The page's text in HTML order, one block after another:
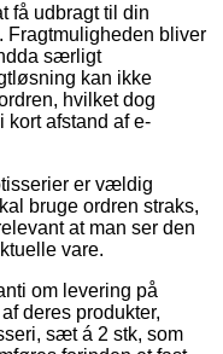
få udbragt til din
Fragtmuligheden bliver
særligt
kan ikke
hvilket dog
kort afstand af e-
er vældig
bruge ordren straks,
at man ser den
vare.
om levering på
deres produkter,
sæt á 2 stk, som